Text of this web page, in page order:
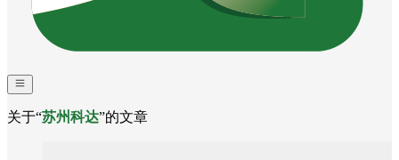
关于“苏州科达”的文章